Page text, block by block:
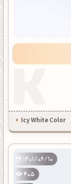
Icy White Color
1401/06/10
405